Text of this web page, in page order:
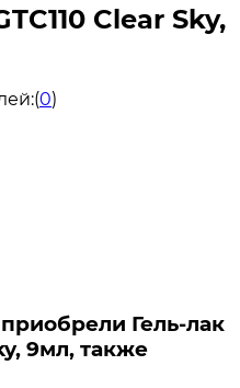
Clear Sky,
(0)
Гель-лак
9мл, также